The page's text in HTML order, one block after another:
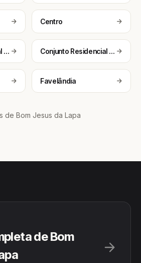
Centro
Conjunto Residencial Primavera I Conjunto Residencial Primavera II
Favelândia
de Bom Jesus da Lapa
de Bom